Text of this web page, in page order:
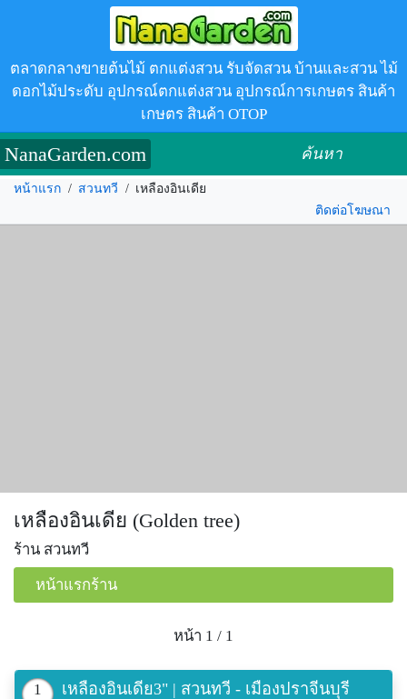
ตลาดกลางขายต้นไม้ ตกแต่งสวน รับจัดสวน บ้านและสวน ไม้
ดอกไม้ประดับ อุปกรณ์ตกแต่งสวน อุปกรณ์การเกษตร สินค้า
เกษตร สินค้า OTOP
NanaGarden.com ค้นหา
หน้าแรก / สวนทวี / เหลืองอินเดีย
ติดต่อโฆษณา
เหลืองอินเดีย (Golden tree)
ร้าน สวนทวี
หน้าแรกร้าน
หน้า 1 / 1
1
เหลืองอินเดีย3" | สวนทวี - เมืองปราจีนบุรี